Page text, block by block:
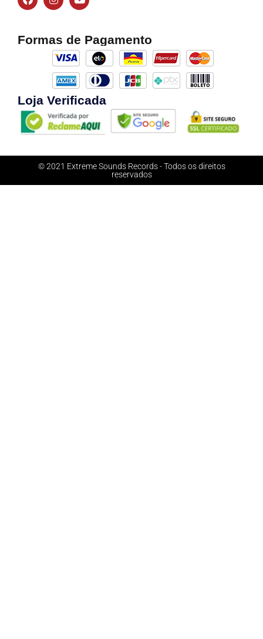
Formas de Pagamento
Loja Verificada
© 2021 Extreme Sounds Records - Todos os direitos
reservados